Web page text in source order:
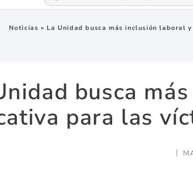
Noticias » La Unidad busca más inclusión laboral
busca
para las